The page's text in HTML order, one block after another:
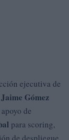
ejecutiva de
Jaime Gómez
de
para scoring,